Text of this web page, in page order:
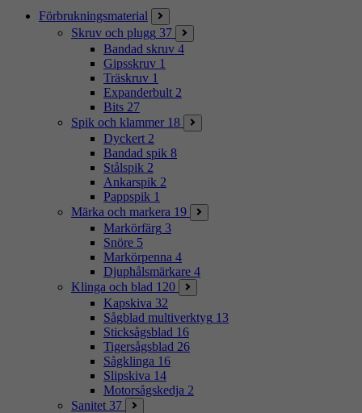
Förbrukningsmaterial
Skruv och plugg 37
Bandad skruv 4
Gipsskruv 1
Träskruv 1
Expanderbult 2
Bits 27
Spik och klammer 18
Dyckert 2
Bandad spik 8
Stålspik 2
Ankarspik 2
Pappspik 1
Märka och markera 19
Markörfärg 3
Snöre 5
Markörpenna 4
Djuphålsmärkare 4
Klinga och blad 120
Kapskiva 32
Sågblad multiverktyg 13
Sticksågsblad 16
Tigersågsblad 26
Sågklinga 16
Slipskiva 14
Motorsågskedja 2
Sanitet 37